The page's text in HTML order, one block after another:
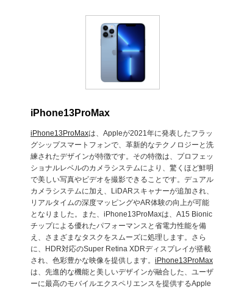
iPhone13ProMax
iPhone13ProMaxは、Appleが2021年に発表したフラッ
グシップスマートフォンで、革新的なテクノロジーと洗
練されたデザインが特徴です。その特徴は、プロフェッ
ショナルレベルのカメラシステムにより、驚くほど鮮明
で美しい写真やビデオを撮影できることです。デュアル
カメラシステムに加え、LiDARスキャナーが追加され、
リアルタイムの深度マッピングやAR体験の向上が可能
となりました。また、iPhone13ProMaxは、A15 Bionic
チップによる優れたパフォーマンスと省電力性能を備
え、さまざまなタスクをスムーズに処理します。さら
に、HDR対応のSuper Retina XDRディスプレイが搭載
され、色彩豊かな映像を提供します。 iPhone13ProMax
は、先進的な機能と美しいデザインが融合した、ユーザ
ーに最高のモバイルエクスペリエンスを提供するApple